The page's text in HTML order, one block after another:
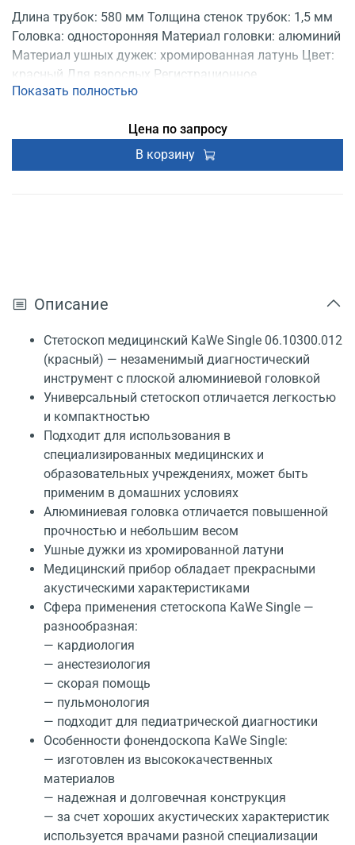
Длина трубок: 580 мм Толщина стенок трубок: 1,5 мм
Головка: односторонняя Материал головки: алюминий
Материал ушных дужек: хромированная латунь Цвет:
красный Для взрослых Регистрационное
удостоверение
Показать полностью
Цена по запросу
В корзину
Описание
Стетоскоп медицинский KaWe Single 06.10300.012
(красный) — незаменимый диагностический
инструмент с плоской алюминиевой головкой
Универсальный стетоскоп отличается легкостью
и компактностью
Подходит для использования в
специализированных медицинских и
образовательных учреждениях, может быть
применим в домашних условиях
Алюминиевая головка отличается повышенной
прочностью и небольшим весом
Ушные дужки из хромированной латуни
Медицинский прибор обладает прекрасными
акустическими характеристиками
Сфера применения стетоскопа KaWe Single —
разнообразная:
— кардиология
— анестезиология
— скорая помощь
— пульмонология
— подходит для педиатрической диагностики
Особенности фонендоскопа KaWe Single:
— изготовлен из высококачественных
материалов
— надежная и долговечная конструкция
— за счет хороших акустических характеристик
используется врачами разной специализации